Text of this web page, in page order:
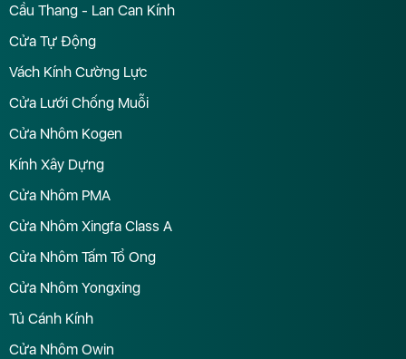
Cầu Thang - Lan Can Kính
Cửa Tự Động
Vách Kính Cường Lực
Cửa Lưới Chống Muỗi
Cửa Nhôm Kogen
Kính Xây Dựng
Cửa Nhôm PMA
Cửa Nhôm Xingfa Class A
Cửa Nhôm Tấm Tổ Ong
Cửa Nhôm Yongxing
Tủ Cánh Kính
Cửa Nhôm Owin